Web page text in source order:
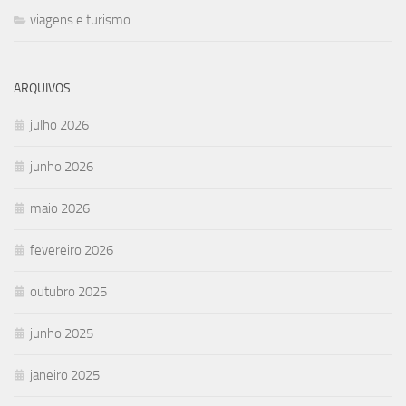
viagens e turismo
ARQUIVOS
julho 2026
junho 2026
maio 2026
fevereiro 2026
outubro 2025
junho 2025
janeiro 2025